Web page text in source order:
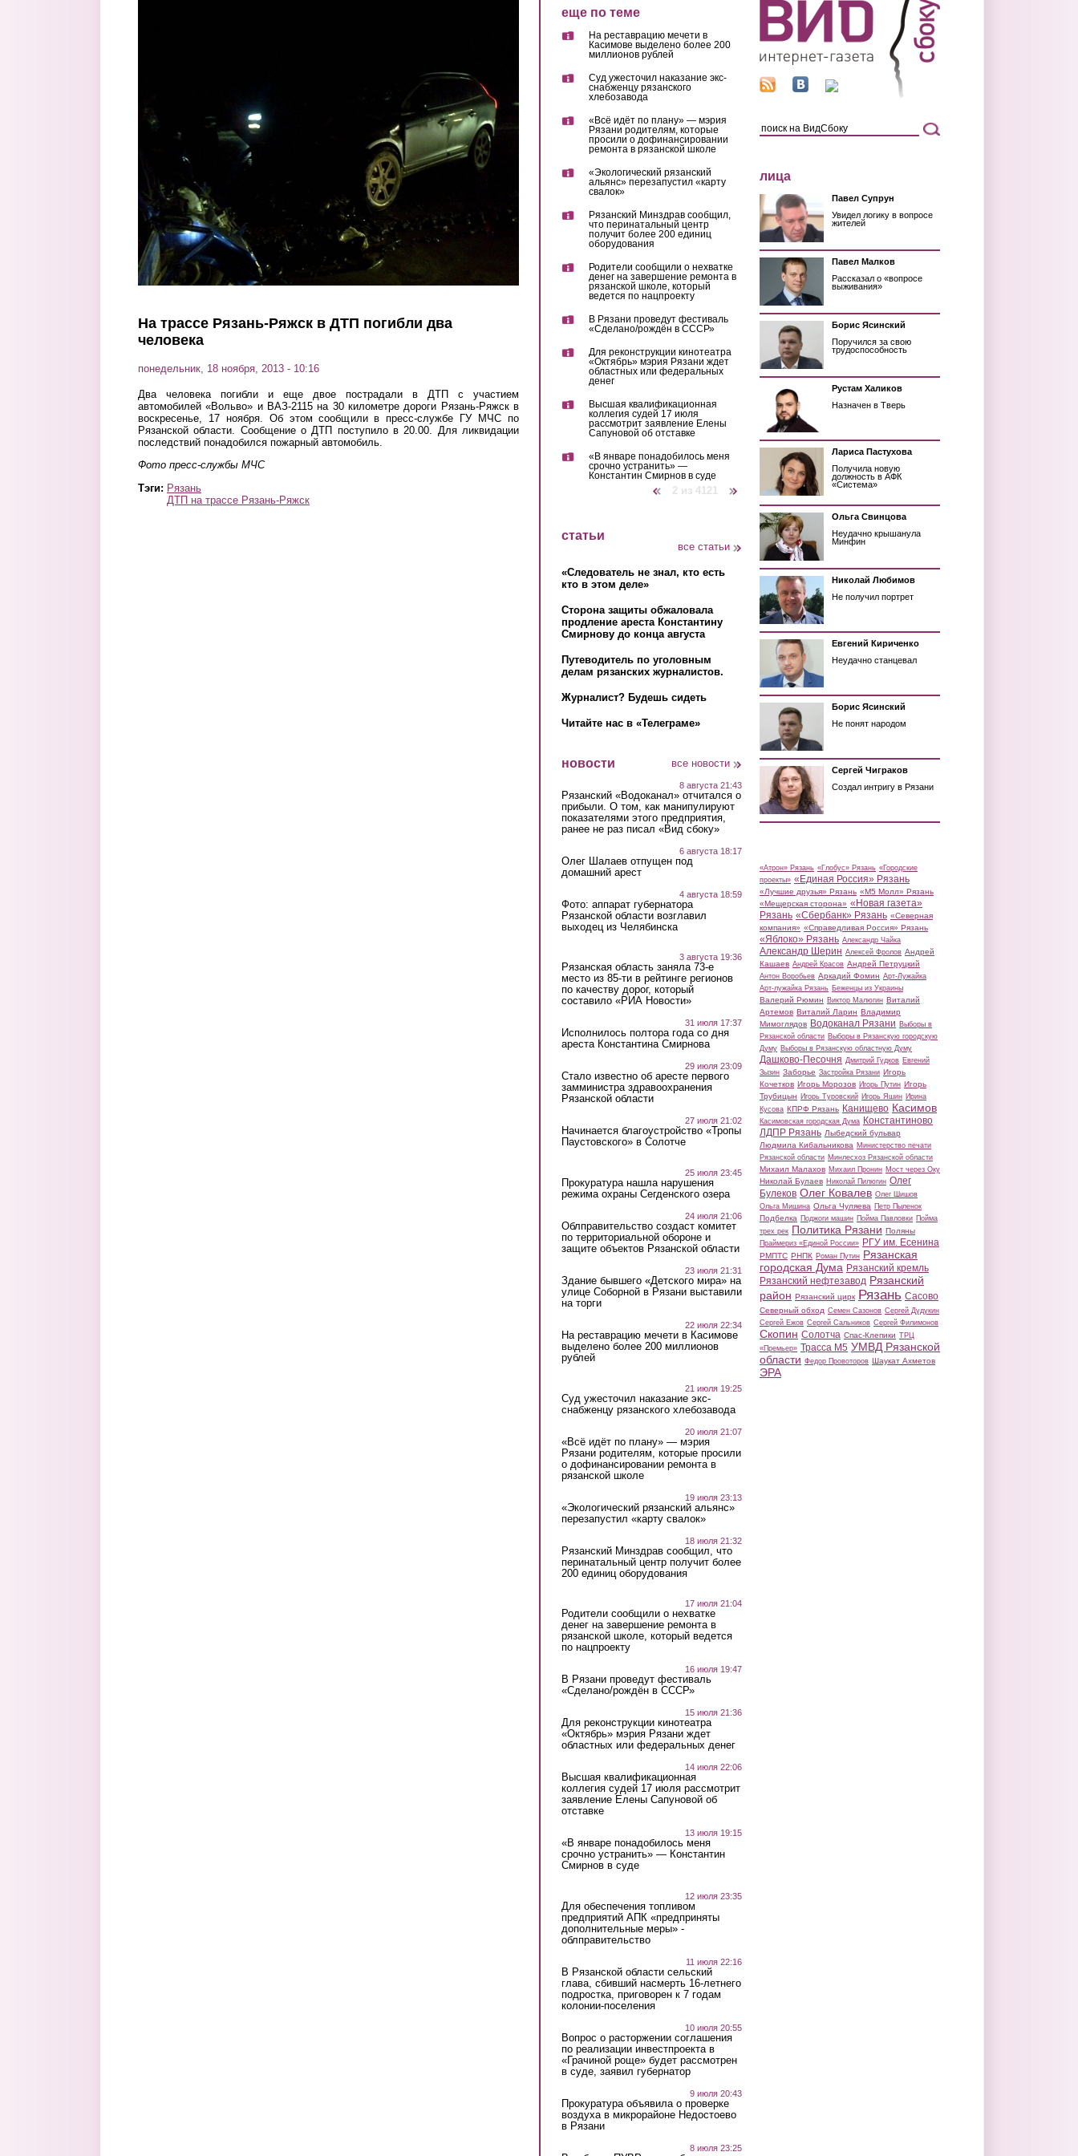
На трассе Рязань-Ряжск в ДТП погибли два
человека
понедельник, 18 ноября, 2013 - 10:16
Два человека погибли и еще двое пострадали в ДТП с участием
автомобилей «Вольво» и ВАЗ-2115 на 30 километре дороги Рязань-Ряжск в
воскресенье, 17 ноября. Об этом сообщили в пресс-службе ГУ МЧС по
Рязанской области. Сообщение о ДТП поступило в 20.00. Для ликвидации
последствий понадобился пожарный автомобиль.
Фото пресс-службы МЧС
Тэги: Рязань
ДТП на трассе Рязань-Ряжск
еще по теме
На реставрацию мечети в
Касимове выделено более 200
миллионов рублей
Суд ужесточил наказание экс-
снабженцу рязанского
хлебозавода
«Всё идёт по плану» — мэрия
Рязани родителям, которые
просили о дофинансировании
ремонта в рязанской школе
«Экологический рязанский
альянс» перезапустил «карту
свалок»
Рязанский Минздрав сообщил,
что перинатальный центр
получит более 200 единиц
оборудования
Родители сообщили о нехватке
денег на завершение ремонта в
рязанской школе, который
ведется по нацпроекту
В Рязани проведут фестиваль
«Сделано/рождён в СССР»
Для реконструкции кинотеатра
«Октябрь» мэрия Рязани ждет
областных или федеральных
денег
Высшая квалификационная
коллегия судей 17 июля
рассмотрит заявление Елены
Сапуновой об отставке
«В январе понадобилось меня
срочно устранить» —
Константин Смирнов в суде
2 из 4121
статьи
все статьи
«Следователь не знал, кто есть
кто в этом деле»
Сторона защиты обжаловала
продление ареста Константину
Смирнову до конца августа
Путеводитель по уголовным
делам рязанских журналистов.
Журналист? Будешь сидеть
Читайте нас в «Телеграме»
новости все новости
8 августа 21:43
Рязанский «Водоканал» отчитался о
прибыли. О том, как манипулируют
показателями этого предприятия,
ранее не раз писал «Вид сбоку»
6 августа 18:17
Олег Шалаев отпущен под
домашний арест
4 августа 18:59
Фото: аппарат губернатора
Рязанской области возглавил
выходец из Челябинска
3 августа 19:36
Рязанская область заняла 73-е
место из 85-ти в рейтинге регионов
по качеству дорог, который
составило «РИА Новости»
31 июля 17:37
Исполнилось полтора года со дня
ареста Константина Смирнова
29 июля 23:09
Стало известно об аресте первого
замминистра здравоохранения
Рязанской области
27 июля 21:02
Начинается благоустройство «Тропы
Паустовского» в Солотче
25 июля 23:45
Прокуратура нашла нарушения
режима охраны Сегденского озера
24 июля 21:06
Облправительство создаст комитет
по территориальной обороне и
защите объектов Рязанской области
23 июля 21:31
Здание бывшего «Детского мира» на
улице Соборной в Рязани выставили
на торги
22 июля 22:34
На реставрацию мечети в Касимове
выделено более 200 миллионов
рублей
21 июля 19:25
Суд ужесточил наказание экс-
снабженцу рязанского хлебозавода
20 июля 21:07
«Всё идёт по плану» — мэрия
Рязани родителям, которые просили
о дофинансировании ремонта в
рязанской школе
19 июля 23:13
«Экологический рязанский альянс»
перезапустил «карту свалок»
18 июля 21:32
Рязанский Минздрав сообщил, что
перинатальный центр получит более
200 единиц оборудования
17 июля 21:04
Родители сообщили о нехватке
денег на завершение ремонта в
рязанской школе, который ведется
по нацпроекту
16 июля 19:47
В Рязани проведут фестиваль
«Сделано/рождён в СССР»
15 июля 21:36
Для реконструкции кинотеатра
«Октябрь» мэрия Рязани ждет
областных или федеральных денег
14 июля 22:06
Высшая квалификационная
коллегия судей 17 июля рассмотрит
заявление Елены Сапуновой об
отставке
13 июля 19:15
«В январе понадобилось меня
срочно устранить» — Константин
Смирнов в суде
12 июля 23:35
Для обеспечения топливом
предприятий АПК «предприняты
дополнительные меры» -
облправительство
11 июля 22:16
В Рязанской области сельский
глава, сбивший насмерть 16-летнего
подростка, приговорен к 7 годам
колонии-поселения
10 июля 20:55
Вопрос о расторжении соглашения
по реализации инвестпроекта в
«Грачиной роще» будет рассмотрен
в суде, заявил губернатор
9 июля 20:43
Прокуратура объявила о проверке
воздуха в микрорайоне Недостоево
в Рязани
8 июля 23:25
лица
Павел Супрун
Увидел логику в вопросе
жителей
Павел Малков
Рассказал о «вопросе
выживания»
Борис Ясинский
Поручился за свою
трудоспособность
Рустам Халиков
Назначен в Тверь
Лариса Пастухова
Получила новую
должность в АФК
«Система»
Ольга Свинцова
Неудачно крышанула
Минфин
Николай Любимов
Не получил портрет
Евгений Кириченко
Неудачно станцевал
Борис Ясинский
Не понят народом
Сергей Чиграков
Создал интригу в Рязани
«Атрон» Рязань «Глобус» Рязань «Городские
проекты» «Единая Россия» Рязань
«Лучшие друзья» Рязань «М5 Молл» Рязань
«Мещерская сторона» «Новая газета»
Рязань «Сбербанк» Рязань «Северная
компания» «Справедливая Россия» Рязань
«Яблоко» Рязань Александр Чайка
Александр Шерин Алексей Фролов Андрей
Кашаев Андрей Красов Андрей Петруцкий
Антон Воробьев Аркадий Фомин Арт-Лужайка
Арт-лужайка Рязань Беженцы из Украины
Валерий Рюмин Виктор Малюгин Виталий
Артемов Виталий Ларин Владимир
Мимоглядов Водоканал Рязани Выборы в
Рязанской области Выборы в Рязанскую городскую
Думу Выборы в Рязанскую областную Думу
Дашково-Песочня Дмитрий Гудков Евгений
Зызин Заборье Застройка Рязани Игорь
Кочетков Игорь Морозов Игорь Путин Игорь
Трубицын Игорь Туровский Игорь Яшин Ирина
Кусова КПРФ Рязань Канищево Касимов
Касимовская городская Дума Константиново
ЛДПР Рязань Лыбедский бульвар
Людмила Кибальникова Министерство печати
Рязанской области Минлесхоз Рязанской области
Михаил Малахов Михаил Пронин Мост через Оку
Николай Булаев Николай Пилюгин Олег
Булеков Олег Ковалев Олег Шишов
Ольга Мишина Ольга Чуляева Петр Пыленок
Подбелка Поджоги машин Пойма Павловки Пойма
трех рек Политика Рязани Поляны
Праймериз «Единой России» РГУ им. Есенина
РМПТС РНПК Роман Путин Рязанская
городская Дума Рязанский кремль
Рязанский нефтезавод Рязанский
район Рязанский цирк Рязань Сасово
Северный обход Семен Сазонов Сергей Дудукин
Сергей Ежов Сергей Сальников Сергей Филимонов
Скопин Солотча Спас-Клепики ТРЦ
«Премьер» Трасса М5 УМВД Рязанской
области Федор Провоторов Шаукат Ахметов
ЭРА